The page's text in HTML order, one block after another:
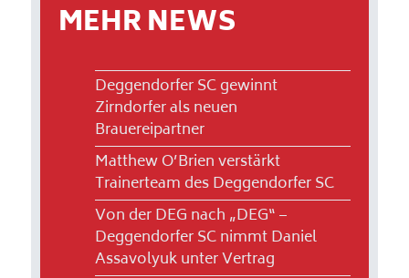
MEHR NEWS
Deggendorfer SC gewinnt
Zirndorfer als neuen
Brauereipartner
Matthew O’Brien verstärkt
Trainerteam des Deggendorfer SC
Von der DEG nach „DEG“ –
Deggendorfer SC nimmt Daniel
Assavolyuk unter Vertrag